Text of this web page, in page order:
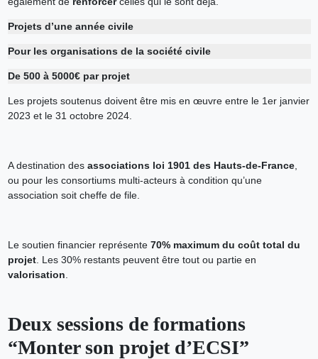
Projets d’une année civile
Pour les organisations de la société civile
De 500 à 5000€ par projet
Les projets soutenus doivent être mis en œuvre entre le 1er janvier
2023 et le 31 octobre 2024.
A destination des associations loi 1901 des Hauts-de-France,
ou pour les consortiums multi-acteurs à condition qu’une
association soit cheffe de file.
Le soutien financier représente 70% maximum du coût total du
projet. Les 30% restants peuvent être tout ou partie en
valorisation
Deux sessions de formations
“Monter son projet d’ECSI”